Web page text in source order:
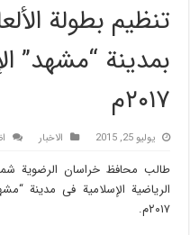
تنظیم بطولة
بمدینة “مشهد”
۲۰۱۷م
يوليو 25, 2015 الاخبار
طالب محافظ خراسان الرضویة
الریاضیة الإسلامیة فی مدینة
۲۰۱۷م.